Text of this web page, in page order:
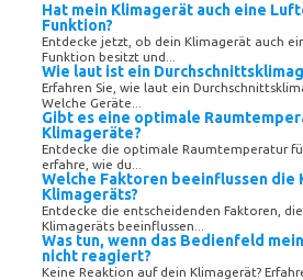
Hat mein Klimagerät auch eine
Funktion?
Entdecke jetzt, ob dein Klimagerät auch
Funktion besitzt und...
Wie laut ist ein
Erfahren Sie, wie laut ein
Welche Geräte...
Gibt es eine optimale
Klimageräte?
Entdecke die optimale Raumtemperatur
erfahre, wie du...
Welche Faktoren beeinflussen die
Klimageräts?
Entdecke die entscheidenden Faktoren,
Klimageräts beeinflussen...
Was tun, wenn das Bedienfeld
nicht reagiert?
Keine Reaktion auf dein Klimagerät?